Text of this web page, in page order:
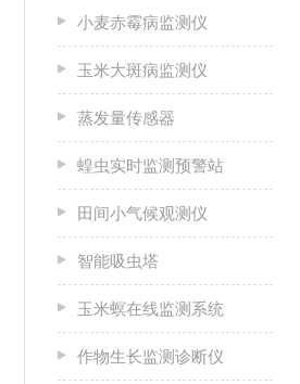
小麦赤霉病监测仪
玉米大斑病监测仪
蒸发量传感器
蝗虫实时监测预警站
田间小气候观测仪
智能吸虫塔
玉米螟在线监测系统
作物生长监测诊断仪